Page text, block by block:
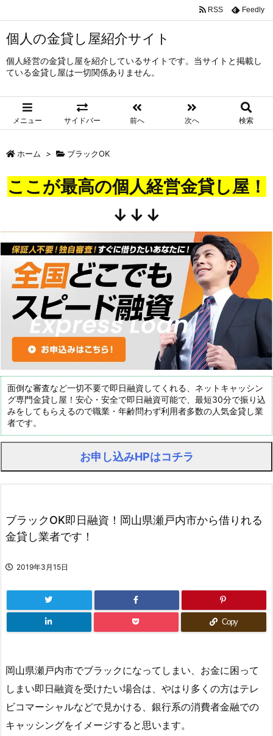
個人の金貸し屋紹介サイト
個人経営の金貸し屋を紹介しているサイトです。当サイトと掲載し
ている金貸し屋は一切関係ありません。
メニュー サイドバー 前へ 次へ 検索
RSS Feedly
ホーム > ブラックOK
ここが最高の個人経営金貸し屋！
↓↓↓
面倒な審査など一切不要で即日融資してくれる、ネットキャッシン
グ専門金貸し屋！安心・安全で即日融資可能で、最短30分で振り込
みをしてもらえるので職業・年齢問わず利用者多数の人気金貸し業
者です。
お申し込みHPはコチラ
ブラックOK即日融資！岡山県瀬戸内市から借りれる
金貸し業者です！
2019年3月15日
Copy
岡山県瀬戸内市でブラックになってしまい、お金に困って
しまい即日融資を受けたい場合は、やはり多くの方はテレ
ビコマーシャルなどで見かける、銀行系の消費者金融での
キャッシングをイメージすると思います。